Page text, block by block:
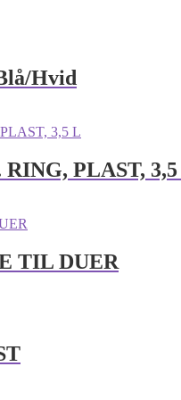
Hvid
PLAST,
TIL DUER